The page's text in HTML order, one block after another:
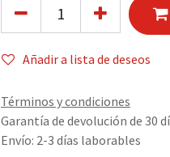
Añadir a lista de deseos
Términos y condiciones
Garantía de devolución de 30
Envío: 2-3 días laborables